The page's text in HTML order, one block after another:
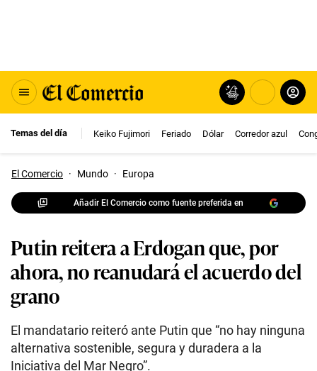
Temas del día Keiko Fujimori Feriado Dólar Corredor azul
El Comercio · Mundo · Europa
Añadir El Comercio como fuente preferida en
Putin reitera a Erdogan que, por
ahora, no reanudará el acuerdo del
grano
El mandatario reiteró ante Putin que “no hay ninguna
alternativa sostenible, segura y duradera a la
Iniciativa del Mar Negro”.